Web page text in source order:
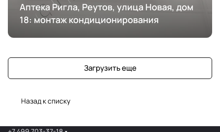
Аптека Ригла, Реутов, улица Новая, дом
18: монтаж кондиционирования
Загрузить еще
Назад к списку